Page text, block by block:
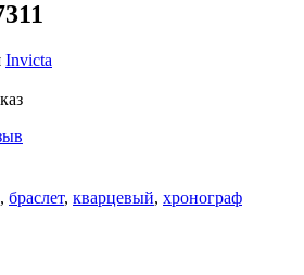
Invicta
, браслет, кварцевый, хронограф